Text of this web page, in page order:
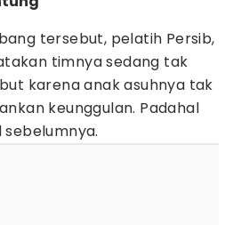
tersebut, pelatih Persib,
timnya sedang tak
karena anak asuhnya tak
keunggulan. Padahal
sebelumnya.